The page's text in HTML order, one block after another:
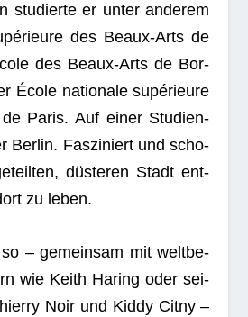
stu­dierte er unter ande­rem
des Beaux-Arts de
des Beaux-Arts de Bor­
École natio­nale supé­ri­eure
Paris. Auf einer Stu­di­en­
Ber­lin. Fas­zi­niert und scho­
düs­te­ren Stadt ent­
zu leben.
– gemein­sam mit welt­be­
wie Keith Haring oder sei­
Noir und Kiddy Citny –